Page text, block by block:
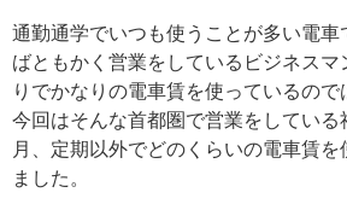
通勤通学でいつも使うことが多い電車
ばともかく営業をしているビジネスマ
りでかなりの電車賃を使っているので
今回はそんな首都圏で営業をしている
月、定期以外でどのくらいの電車賃を
ました。